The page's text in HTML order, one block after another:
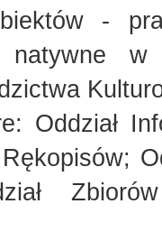
-
natywne
Oddział